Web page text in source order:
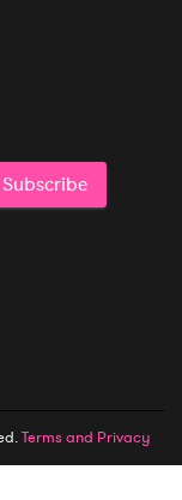
Subscribe
Terms and Privacy